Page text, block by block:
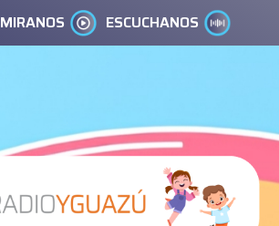
MIRANOS ESCUCHANOS